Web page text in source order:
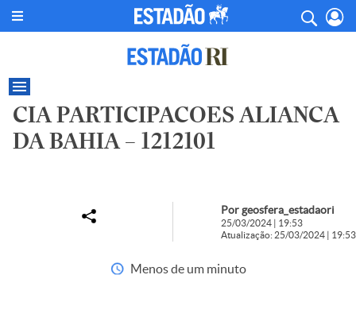
CIA PARTICIPACOES ALIANCA
DA BAHIA – 1212101
Por geosfera_estadaori
25/03/2024 | 19:53
Atualização: 25/03/2024 | 19:53
Menos de um minuto